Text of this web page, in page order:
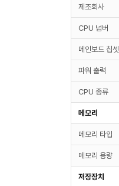
제조회사
CPU 넘버
메인보드 칩셋
파워 출력
CPU 종류
메모리
메모리 타입
메모리 용량
저장장치